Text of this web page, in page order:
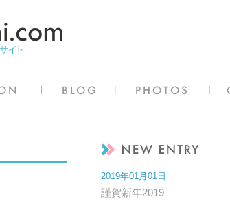
2019年01月01日
謹賀新年2019